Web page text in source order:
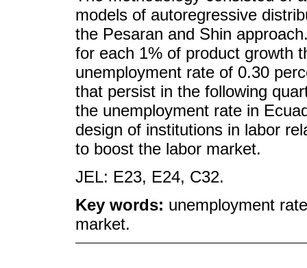
models of autoregressive
the Pesaran and Shin
for each 1% of product growth
unemployment rate of 0.30
that persist in the following
the unemployment rate in
design of institutions in labor
to boost the labor market.
JEL: E23, E24, C32.
Key words: unemployment
market.